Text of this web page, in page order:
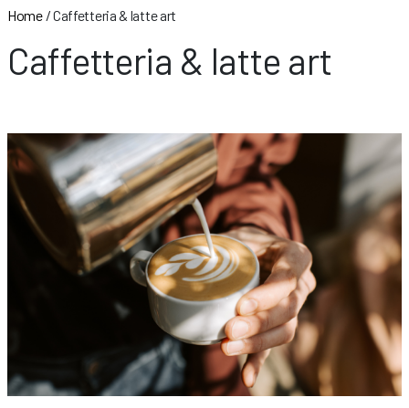
Home/Caffetteria & latte art
Caffetteria & latte art